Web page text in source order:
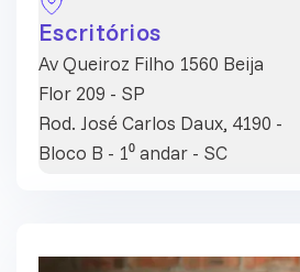
Escritórios
Av Queiroz Filho 1560 Beija
Flor 209 - SP
Rod. José Carlos Daux, 4190 -
Bloco B - 1⁰ andar - SC